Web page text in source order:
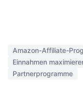
Amazon-Affiliate-
Einnahmen
Partnerprogramme